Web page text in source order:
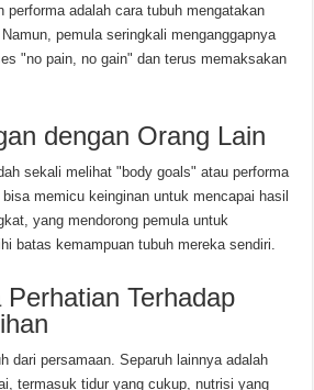
performa adalah cara tubuh mengatakan
pemula seringkali menganggapnya
"no pain, no gain" dan terus memaksakan
dengan Orang Lain
sekali melihat "body goals" atau performa
memicu keinginan untuk mencapai hasil
yang mendorong pemula untuk
batas kemampuan tubuh mereka sendiri.
Terhadap
dari persamaan. Separuh lainnya adalah
termasuk tidur yang cukup, nutrisi yang